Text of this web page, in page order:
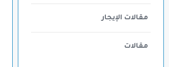
مقالات الإيجار
مقالات